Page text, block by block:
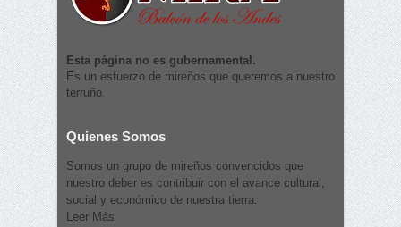
Esta página no es gubernamental.
Es un esfuerzo de mireños que queremos a nuestro
terruño.
Quienes Somos
Somos un grupo de mireños convencidos que
nuestro deber es contribuir con el avance cultural,
social y económico de nuestra tierra.
Leer Más